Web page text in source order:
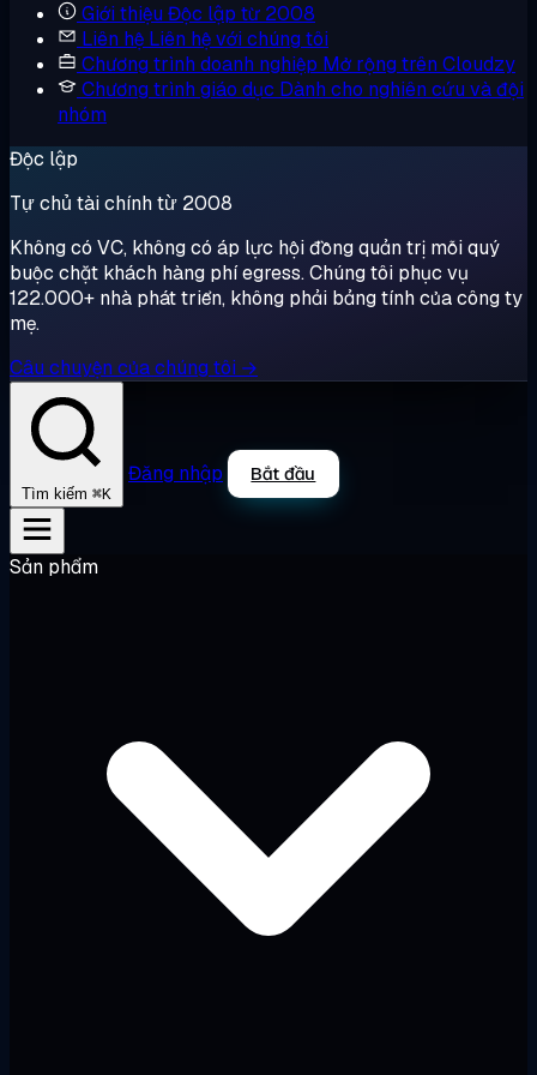
Giới thiệu Độc lập từ 2008
Liên hệ Liên hệ với chúng tôi
Chương trình doanh nghiệp Mở rộng trên Cloudzy
Chương trình giáo dục Dành cho nghiên cứu và đội
nhóm
Độc lập
Tự chủ tài chính từ 2008
Không có VC, không có áp lực hội đồng quản trị mỗi quý
buộc chặt khách hàng phí egress. Chúng tôi phục vụ
122.000+ nhà phát triển, không phải bảng tính của công ty
mẹ.
Câu chuyện của chúng tôi →
Tìm kiếm ⌘K
Đăng nhập Bắt đầu
Sản phẩm